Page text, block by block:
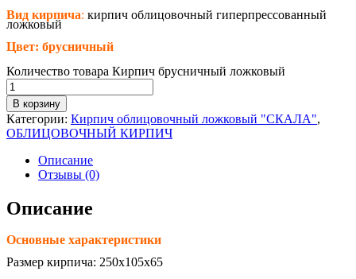
Вид кирпича: кирпич облицовочный гиперпрессованный
ложковый
Цвет: брусничный
Количество товара Кирпич брусничный ложковый
В корзину
Категории: Кирпич облицовочный ложковый "СКАЛА",
ОБЛИЦОВОЧНЫЙ КИРПИЧ
Описание
Отзывы (0)
Описание
Основные характеристики
Размер кирпича: 250х105х65